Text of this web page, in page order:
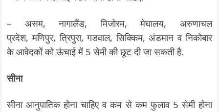
– असम, नागालैंड, मिजोरम, मेघालय, अरुणाचल
प्रदेश, मणिपुर, त्रिपुरा, गडवाल, सिक्किम, अंडमान व निकोबार
के आवेदकों को ऊंचाई में 5 सेमी की छूट दी जा सकती है.
सीना
सीना आनुपातिक होना चाहिए व कम से कम फुलाव 5 सेमी होना